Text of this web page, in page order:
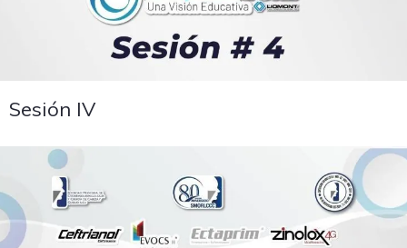
Sesión IV